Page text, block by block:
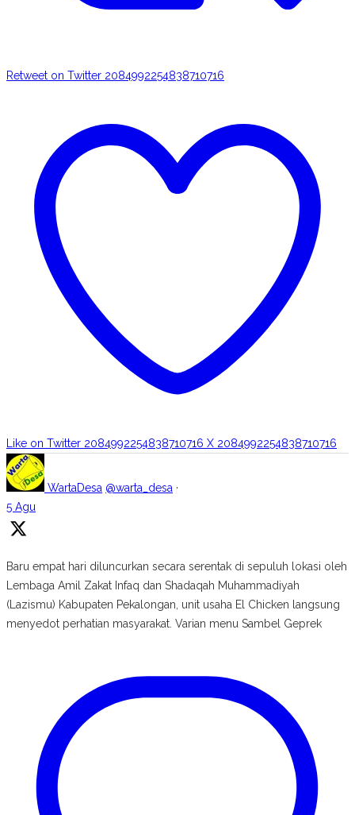
Retweet on Twitter 2084992254838710716
Like on Twitter 2084992254838710716 X 2084992254838710716
WartaDesa @warta_desa ·
5 Agu
Baru empat hari diluncurkan secara serentak di sepuluh lokasi oleh
Lembaga Amil Zakat Infaq dan Shadaqah Muhammadiyah
(Lazismu) Kabupaten Pekalongan, unit usaha El Chicken langsung
menyedot perhatian masyarakat. Varian menu Sambel Geprek